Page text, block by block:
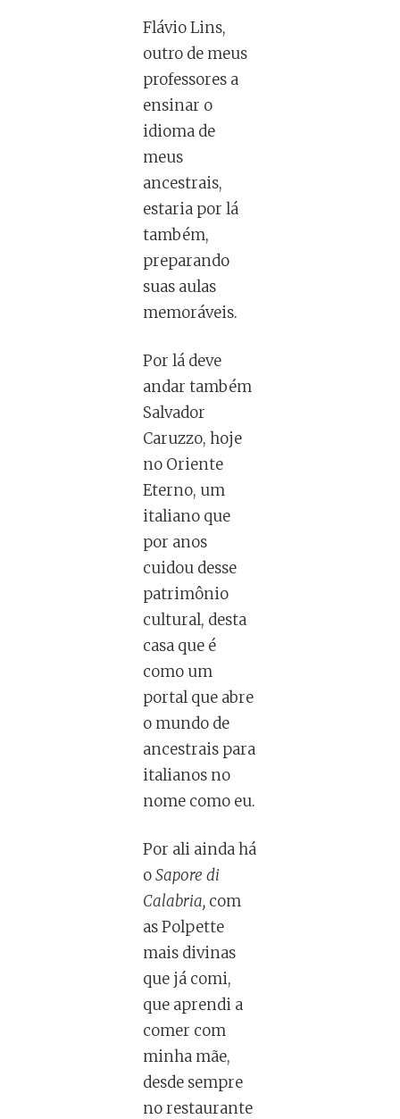
Flávio Lins,
outro de meus
professores a
ensinar o
idioma de
meus
ancestrais,
estaria por lá
também,
preparando
suas aulas
memoráveis.
Por lá deve
andar também
Salvador
Caruzzo, hoje
no Oriente
Eterno, um
italiano que
por anos
cuidou desse
patrimônio
cultural, desta
casa que é
como um
portal que abre
o mundo de
ancestrais para
italianos no
nome como eu.
Por ali ainda há
oSapore di
Calabria, com
as Polpette
mais divinas
que já comi,
que aprendi a
comer com
minha mãe,
desde sempre
no restaurante